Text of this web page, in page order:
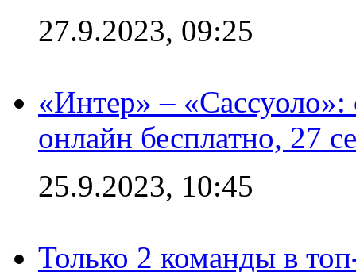
27.9.2023, 09:25
«Интер» –
онлайн бесплатно, 27
25.9.2023, 10:45
Только 2 команды в